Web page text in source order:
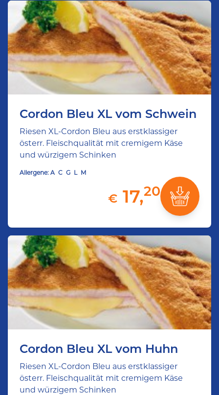
Cordon Bleu XL vom Schwein
Riesen XL-Cordon Bleu aus erstklassiger
österr. Fleischqualität mit cremigem Käse
und würzigem Schinken
Allergene: A C G L M
€ 17,20
Cordon Bleu XL vom Huhn
Riesen XL-Cordon Bleu aus erstklassiger
österr. Fleischqualität mit cremigem Käse
und würzigem Schinken